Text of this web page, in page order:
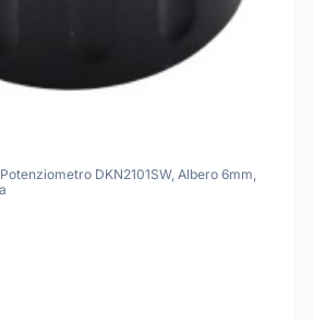
DKN2101SW, Albero 6mm,